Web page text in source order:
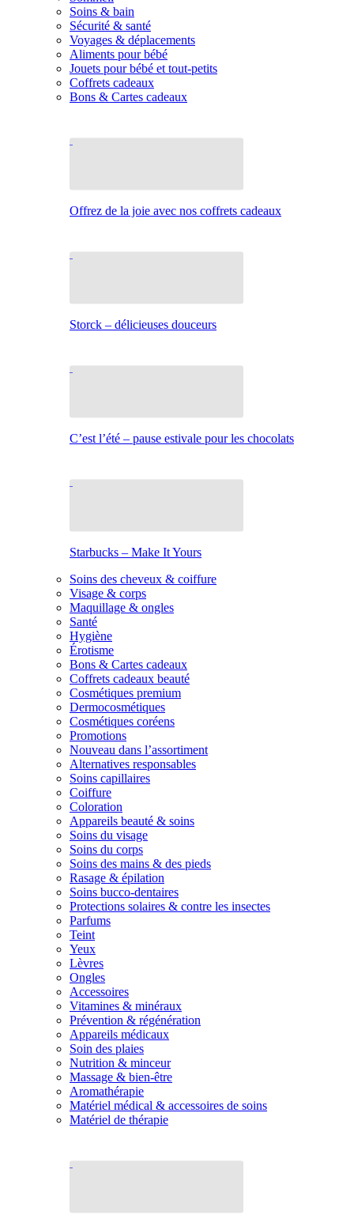
Soins & bain
Sécurité & santé
Voyages & déplacements
Aliments pour bébé
Jouets pour bébé et tout-petits
Coffrets cadeaux
Bons & Cartes cadeaux
Offrez de la joie avec nos coffrets cadeaux
Storck – délicieuses douceurs
C’est l’été – pause estivale pour les chocolats
Starbucks – Make It Yours
Soins des cheveux & coiffure
Visage & corps
Maquillage & ongles
Santé
Hygiène
Érotisme
Bons & Cartes cadeaux
Coffrets cadeaux beauté
Cosmétiques premium
Dermocosmétiques
Cosmétiques coréens
Promotions
Nouveau dans l’assortiment
Alternatives responsables
Soins capillaires
Coiffure
Coloration
Appareils beauté & soins
Soins du visage
Soins du corps
Soins des mains & des pieds
Rasage & épilation
Soins bucco-dentaires
Protections solaires & contre les insectes
Parfums
Teint
Yeux
Lèvres
Ongles
Accessoires
Vitamines & minéraux
Prévention & régénération
Appareils médicaux
Soin des plaies
Nutrition & minceur
Massage & bien-être
Aromathérapie
Matériel médical & accessoires de soins
Matériel de thérapie